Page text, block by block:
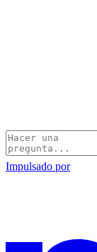
Impulsado por